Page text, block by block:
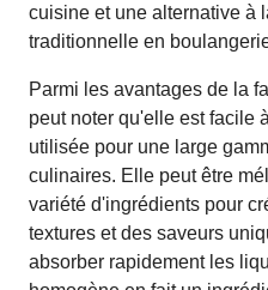
cuisine et une alternative à
traditionnelle en
Parmi les avantages de la
peut noter qu'elle est facile
utilisée pour une large
culinaires. Elle peut être
variété d'ingrédients pour
textures et des saveurs
absorber rapidement les